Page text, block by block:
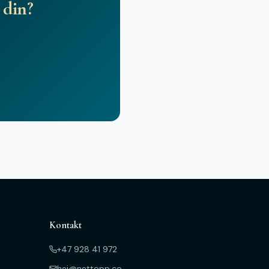
Kontakt
+47 928 41 972